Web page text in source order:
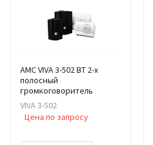
AMC VIVA 3-502 BT 2-х
полосный
громкоговоритель
VIVA 3-502
Цена по запросу